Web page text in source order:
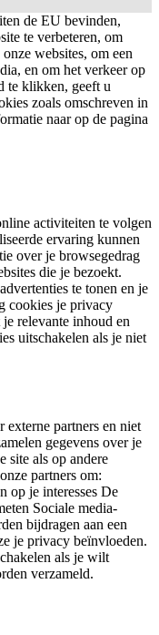
de EU bevinden,
te verbeteren, om
websites, om een
en om het verkeer op
te klikken, geeft u
zoals omschreven in
naar op de pagina
activiteiten te volgen
ervaring kunnen
over je browsegedrag
die je bezoekt.
te tonen en je
cookies je privacy
relevante inhoud en
uitschakelen als je niet
externe partners en niet
gegevens over je
site als op andere
partners om:
op je interesses De
Sociale media-
bijdragen aan een
je privacy beïnvloeden.
als je wilt
verzameld.